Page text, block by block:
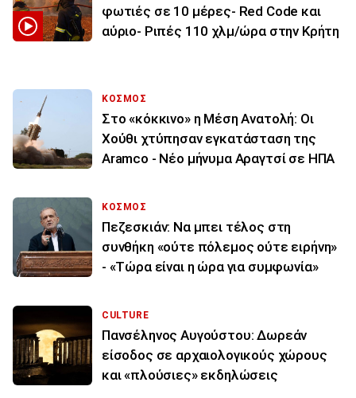
φωτιές σε 10 μέρες- Red Code και
αύριο- Ριπές 110 χλμ/ώρα στην Κρήτη
ΚΟΣΜΟΣ
Στο «κόκκινο» η Μέση Ανατολή: Οι
Χούθι χτύπησαν εγκατάσταση της
Aramco - Νέο μήνυμα Αραγτσί σε ΗΠΑ
ΚΟΣΜΟΣ
Πεζεσκιάν: Να μπει τέλος στη
συνθήκη «ούτε πόλεμος ούτε ειρήνη»
- «Τώρα είναι η ώρα για συμφωνία»
CULTURE
Πανσέληνος Αυγούστου: Δωρεάν
είσοδος σε αρχαιολογικούς χώρους
και «πλούσιες» εκδηλώσεις